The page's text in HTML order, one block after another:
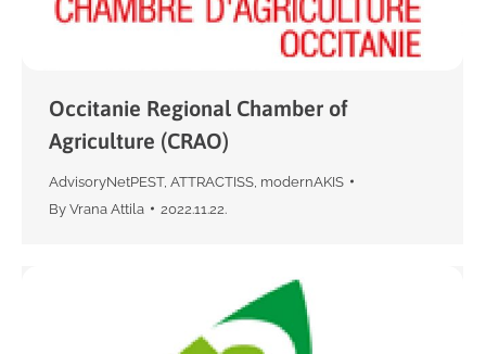
Occitanie Regional Chamber of
Agriculture (CRAO)
AdvisoryNetPEST, ATTRACTISS modernAKIS
By Vrana Attila 2022.11.22.